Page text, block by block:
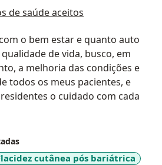
de saúde aceitos
o bem estar e quanto auto
de vida, busco, em
a melhoria das condições e
todos os meus pacientes, e
o cuidado com cada
cutânea pós bariátrica